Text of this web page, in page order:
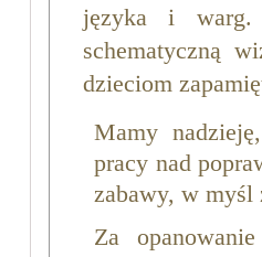
języka i warg.
schematyczną
dzieciom
Mamy
pracy nad
zabawy, w myśl
Za